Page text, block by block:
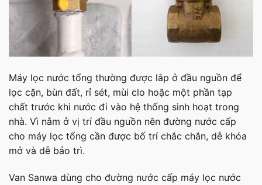
Máy lọc nước tổng thường được lắp ở đầu nguồn để
lọc cặn, bùn đất, rỉ sét, mùi clo hoặc một phần tạp
chất trước khi nước đi vào hệ thống sinh hoạt trong
nhà. Vì nằm ở vị trí đầu nguồn nên đường nước cấp
cho máy lọc tổng cần được bố trí chắc chắn, dễ khóa
mở và dễ bảo trì.
Van Sanwa dùng cho đường nước cấp máy lọc nước